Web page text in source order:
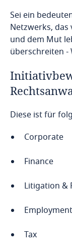
Sei ein
Netzwerks,
und dem Mut
überschreiten -
Diese ist für
Corporate
Finance
Litigation &
Employment
Tax